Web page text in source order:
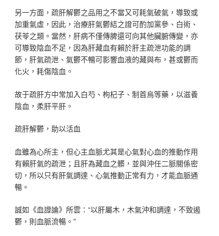
另一方面，疏肝解鬱之品用之不當又可耗氣破氣，導致或
加重氣虛，因此，治療肝氣鬱結之證可酌加黨參、白術、
茯苓之類。當然，肝病不僅傳脾還可向其他臟腑傳變，亦
可導致陰血不足，因為肝藏血有賴於肝主疏泄功能的調
節，肝氣疏泄、氣鬱不暢可影響血液的藏與布，甚或鬱而
化火，耗傷陰血。
故于疏肝方中常加入白芍、枸杞子、制首烏等藥，以滋養
陰血，柔肝平肝。
疏肝解鬱，助以活血
血雖為心所主，但心主血脈尤其是心氣對心血的推動作用
有賴肝氣的疏泄；且肝為藏血之髒，並與沖任二脈關係密
切，所以只有肝氣調達、心氣推動正常有力，才能血脈通
暢。
誠如《血證論》所雲：“以肝屬木，木氣沖和調達，不致遏
鬱，則血脈流暢。”